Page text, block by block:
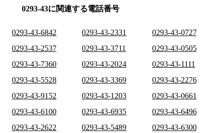
0293-43に関連する電話番号
0293-43-6842 0293-43-2331
0293-43-0727
0293-43-2537
0293-43-3711
0293-43-0505
0293-43-7360
0293-43-2024
0293-43-1111
0293-43-5528
0293-43-3369
0293-43-2276
0293-43-9152
0293-43-1203
0293-43-0661
0293-43-6100
0293-43-6935
0293-43-6496
0293-43-2622
0293-43-5489
0293-43-6300